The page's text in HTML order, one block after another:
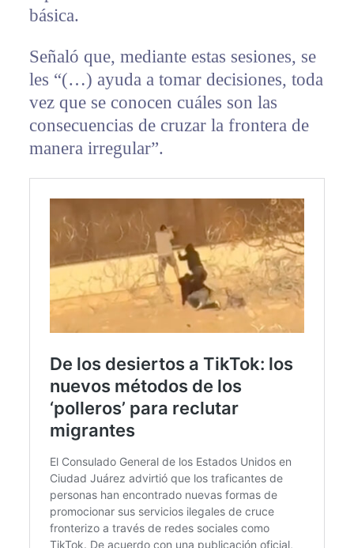
básica.
Señaló que, mediante estas sesiones, se
les “(…) ayuda a tomar decisiones, toda
vez que se conocen cuáles son las
consecuencias de cruzar la frontera de
manera irregular”.